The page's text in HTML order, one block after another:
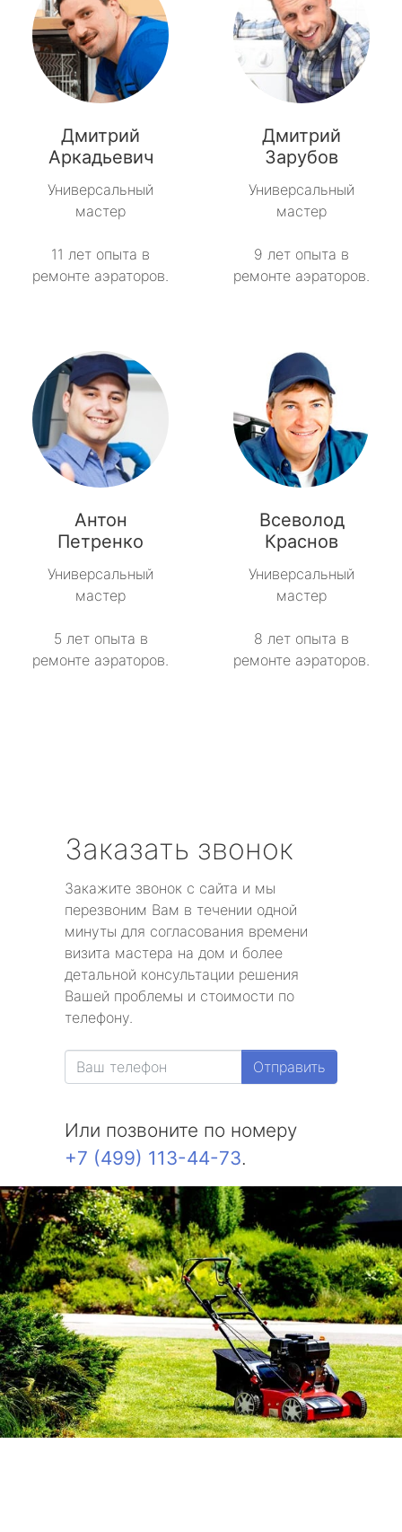
Дмитрий
Аркадьевич
Универсальный
мастер
11 лет опыта в
ремонте аэраторов.
Дмитрий
Зарубов
Универсальный
мастер
9 лет опыта в
ремонте аэраторов.
Антон
Петренко
Универсальный
мастер
5 лет опыта в
ремонте аэраторов.
Всеволод
Краснов
Универсальный
мастер
8 лет опыта в
ремонте аэраторов.
Заказать звонок
Закажите звонок с сайта и мы
перезвоним Вам в течении одной
минуты для согласования времени
визита мастера на дом и более
детальной консультации решения
Вашей проблемы и стоимости по
телефону.
Отправить
Или позвоните по номеру
+7 (499) 113-44-73.